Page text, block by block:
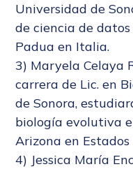
Universidad de
de ciencia de
Padua en Italia.
3) Maryela Celaya
carrera de Lic. en
de Sonora,
biología evolutiva
Arizona en Estados
4) Jessica María